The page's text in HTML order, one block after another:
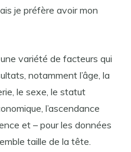
je préfère avoir mon
variété de facteurs qui
notamment l’âge, la
le sexe, le statut
l’ascendance
et – pour les données
taille de la tête.